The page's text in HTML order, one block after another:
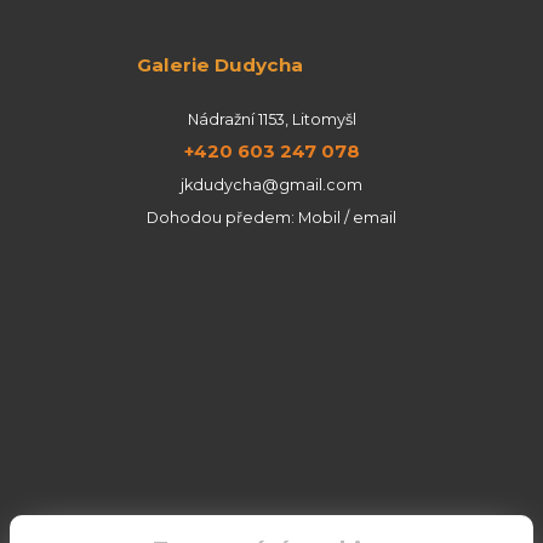
Galerie Dudycha
Nádražní 1153, Litomyšl
+420 603 247 078
jkdudycha@gmail.com
Dohodou předem: Mobil / email